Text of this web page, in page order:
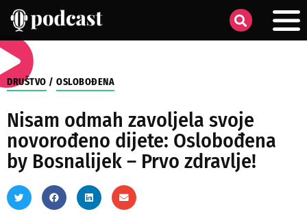
DRUŠTVO / OSLOBOĐENA
Nisam odmah zavoljela svoje
novorođeno dijete: Oslobođena
by Bosnalijek – Prvo zdravlje!